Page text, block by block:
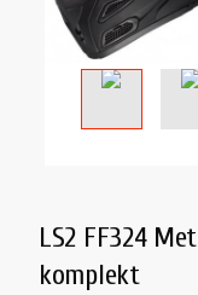
LS2 FF324
komplekt